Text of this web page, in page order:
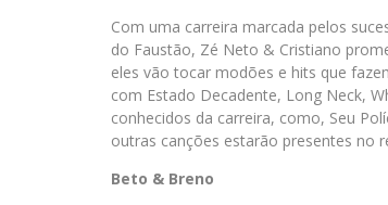
Com uma carreira marcada pelos
do Faustão, Zé Neto & Cristiano
eles vão tocar modões e hits que
com Estado Decadente, Long Neck,
conhecidos da carreira, como, Seu
outras canções estarão presentes no
Beto & Breno